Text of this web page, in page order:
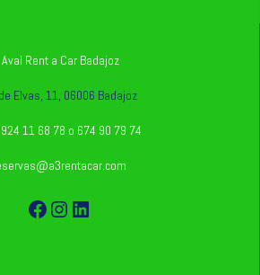
Aval Rent a Car Badajoz
Elvas, 11, 06006 Badajoz
11 68 78 o 674 90 79 74
Facebook
Instagram
LinkedIn